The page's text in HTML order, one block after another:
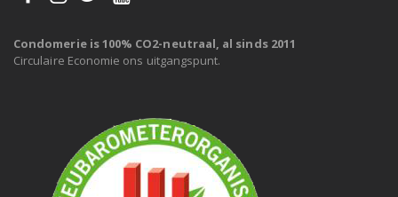
Condomerie is 100% CO2-neutraal, al sinds 2011
Circulaire Economie ons uitgangspunt.